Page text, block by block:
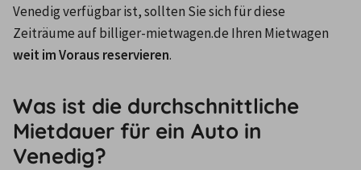
Venedig verfügbar ist, sollten Sie sich für diese
weit im Voraus reservieren.
Was ist die durchschnittliche
Mietdauer für ein Auto in
Venedig?